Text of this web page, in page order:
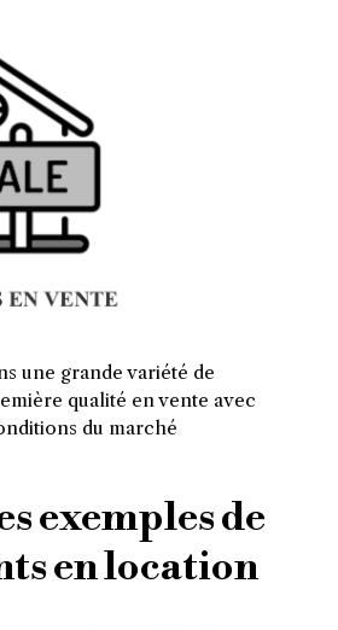
une grande variété de
qualité en vente avec
du marché
exemples de
en location